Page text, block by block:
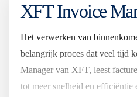
XFT Invoice
Het verwerken van
belangrijk proces dat veel tijd
Manager van XFT, leest
tot meer snelheid en efficiëntie